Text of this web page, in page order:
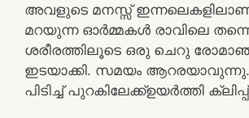
അവളുടെ മനസ്സ്
മറയുന്ന ഓർമ്മകൾ രാവിലെ
ശരീരത്തിലൂടെ ഒരു ചെറു
ഇടയാക്കി. സമയം ആറരയാവുന്നു.
പിടിച്ച് പുറകിലേക്ക്ഉയർത്തി